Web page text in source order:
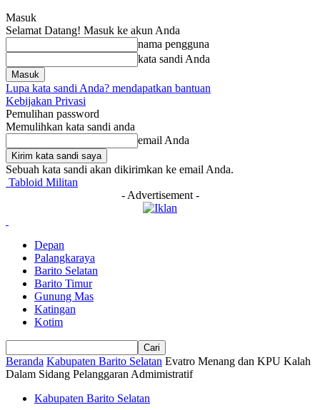
Masuk
Selamat Datang! Masuk ke akun Anda
nama pengguna
kata sandi Anda
Lupa kata sandi Anda? mendapatkan bantuan
Kebijakan Privasi
Pemulihan password
Memulihkan kata sandi anda
email Anda
Sebuah kata sandi akan dikirimkan ke email Anda.
Tabloid Militan
- Advertisement -
Depan
Palangkaraya
Barito Selatan
Barito Timur
Gunung Mas
Katingan
Kotim
Beranda Kabupaten Barito Selatan Evatro Menang dan KPU Kalah
Dalam Sidang Pelanggaran Admimistratif
Kabupaten Barito Selatan